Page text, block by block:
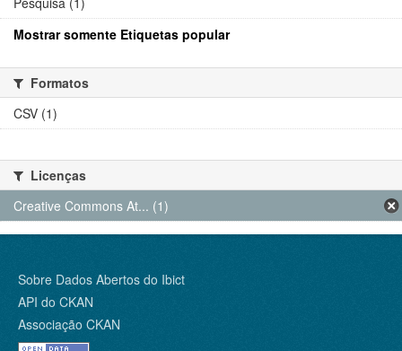
Mostrar somente Etiquetas popular
Formatos
CSV (1)
Licenças
Creative Commons At... (1)
Sobre Dados Abertos do Ibict
API do CKAN
Associação CKAN